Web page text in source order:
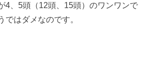
4、5頭（12頭、15頭）のワンワンで
ではダメなのです。